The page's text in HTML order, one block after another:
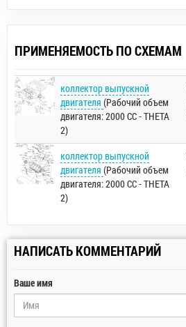
ПРИМЕНЯЕМОСТЬ ПО СХЕМАМ
коллектор выпускной
двигателя (Рабочий объем
двигателя: 2000 CC - THETA
2)
коллектор выпускной
двигателя (Рабочий объем
двигателя: 2000 CC - THETA
2)
НАПИСАТЬ КОММЕНТАРИЙ
Ваше имя